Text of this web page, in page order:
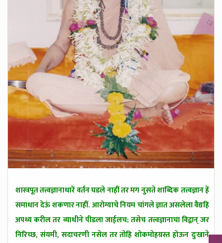
o
n
शास्त्रपूत तत्त्वज्ञानाधारें वर्तन घडले नाहीं तर मग नुसते शाब्दिक तत्त्वज्ञान हें
समाधान देऊं शकणार नाहीं. आरोग्याचे नियम चांगले ज्ञात असलेला वैद्यहि
अपथ्य करील तर व्याधीने पीडला जाईलच; तसेच तत्त्वज्ञानाचा विद्वान् जर
निरिच्छ, संयमी, सदाचरणी नसेल तर तोहि शोकमोहग्रस्त होऊन दुःखाने